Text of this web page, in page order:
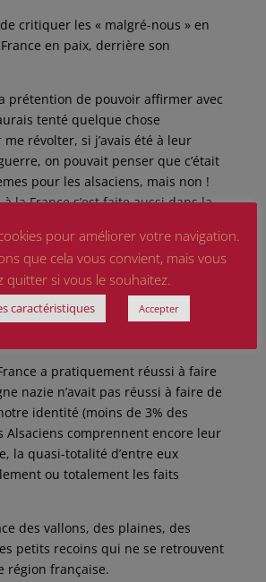
critiquer les « malgré-nous » en
en paix, derrière son
prétention de pouvoir affirmer avec
tenté quelque chose
me révolter, si j’avais été à leur
on pouvait penser que c’était
pour les alsaciens, mais non !
la France s’est faite aussi dans la
essaie à nouveau de nous
fondre dans la masse (comme
n’ayant pas compris sa
de l’entre- deux guerres. Et
a pratiquement réussi à faire
nazie n’avait pas réussi à faire de
identité (moins de 3% des
Alsaciens comprennent encore leur
la quasi-totalité d’entre eux
ou totalement les faits
des vallons, des plaines, des
petits recoins qui ne se retrouvent
région française.
pour améliorer votre navigation.
que cela vous convient, mais vous
quitter si vous le souhaitez.
caractéristiques Accepter